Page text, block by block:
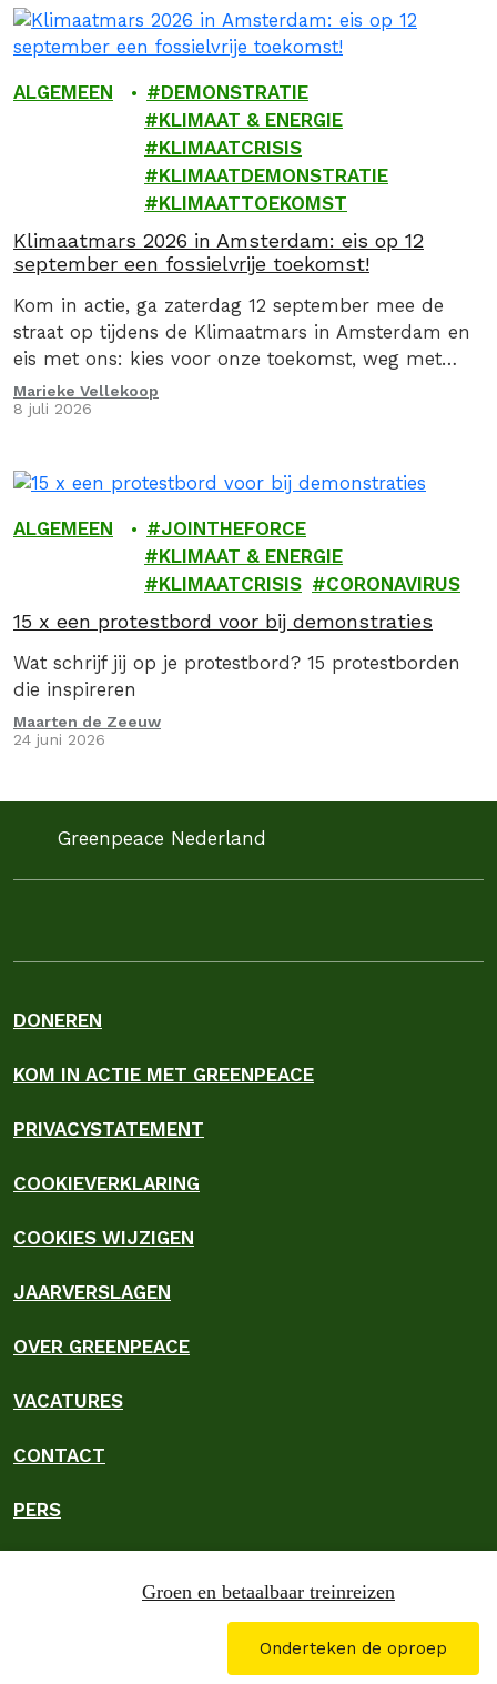
Groen en betaalbaar treinreizen
Onderteken de oproep
ALGEMEEN
DEMONSTRATIE
KLIMAAT & ENERGIE
KLIMAATCRISIS
KLIMAATDEMONSTRATIE
KLIMAATTOEKOMST
Klimaatmars 2026 in Amsterdam: eis op 12
september een fossielvrije toekomst!
Kom in actie, ga zaterdag 12 september mee de
straat op tijdens de Klimaatmars in Amsterdam en
eis met ons: kies voor onze toekomst, weg met
fossiel!
Marieke Vellekoop
8 juli 2026
ALGEMEEN
JOINTHEFORCE
KLIMAAT & ENERGIE
KLIMAATCRISIS
CORONAVIRUS
15 x een protestbord voor bij demonstraties
Wat schrijf jij op je protestbord? 15 protestborden
die inspireren
Maarten de Zeeuw
24 juni 2026
Greenpeace Nederland
DONEREN
KOM IN ACTIE MET GREENPEACE
PRIVACYSTATEMENT
COOKIEVERKLARING
COOKIES WIJZIGEN
JAARVERSLAGEN
OVER GREENPEACE
VACATURES
CONTACT
PERS
© Greenpeace Nederland | Wie dit leest moet in actie
|